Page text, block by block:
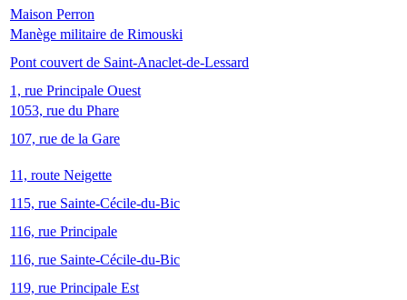
Maison Perron
Manège militaire de Rimouski
Pont couvert de Saint-Anaclet-de-Lessard
1, rue Principale Ouest
1053, rue du Phare
107, rue de la Gare
11, route Neigette
115, rue Sainte-Cécile-du-Bic
116, rue Principale
116, rue Sainte-Cécile-du-Bic
119, rue Principale Est